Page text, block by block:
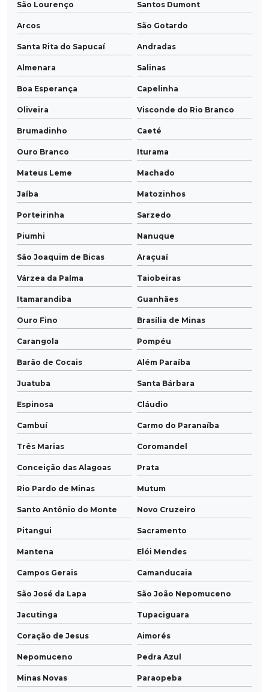
São Lourenço Santos Dumont
Arcos São Gotardo
Santa Rita do Sapucaí Andradas
Almenara Salinas
Boa Esperança Capelinha
Oliveira Visconde do Rio Branco
Brumadinho Caeté
Ouro Branco Iturama
Mateus Leme Machado
Jaíba Matozinhos
Porteirinha Sarzedo
Piumhi Nanuque
São Joaquim de Bicas Araçuaí
Várzea da Palma Taiobeiras
Itamarandiba Guanhães
Ouro Fino Brasília de Minas
Carangola Pompéu
Barão de Cocais Além Paraíba
Juatuba Santa Bárbara
Espinosa Cláudio
Cambuí Carmo do Paranaíba
Três Marias Coromandel
Conceição das Alagoas Prata
Rio Pardo de Minas Mutum
Santo Antônio do Monte Novo Cruzeiro
Pitangui Sacramento
Mantena Elói Mendes
Campos Gerais Camanducaia
São José da Lapa São João Nepomuceno
Jacutinga Tupaciguara
Coração de Jesus Aimorés
Nepomuceno Pedra Azul
Minas Novas Paraopeba